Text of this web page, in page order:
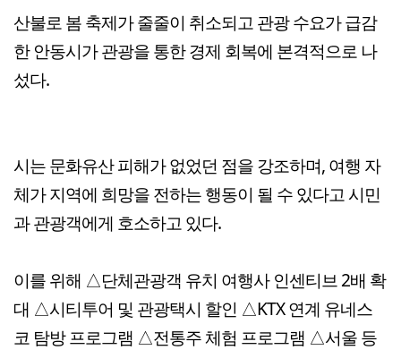
산불로 봄 축제가 줄줄이 취소되고 관광 수요가 급감
한 안동시가 관광을 통한 경제 회복에 본격적으로 나
섰다.
시는 문화유산 피해가 없었던 점을 강조하며, 여행 자
체가 지역에 희망을 전하는 행동이 될 수 있다고 시민
과 관광객에게 호소하고 있다.
이를 위해 △단체관광객 유치 여행사 인센티브 2배 확
대 △시티투어 및 관광택시 할인 △KTX 연계 유네스
코 탐방 프로그램 △전통주 체험 프로그램 △서울 등